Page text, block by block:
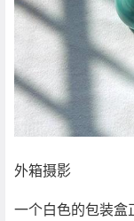
外箱摄影
一个白色的包装盒